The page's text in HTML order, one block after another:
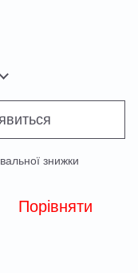
знижки
Порівняти